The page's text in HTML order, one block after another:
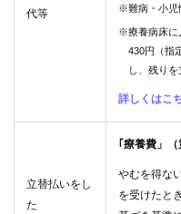
代等
※難病・小児
※療養病床に
430円（指
し、残りを
詳しくはこ
立替払いをし
た
｢療養費」（
やむを得な
を受けたと